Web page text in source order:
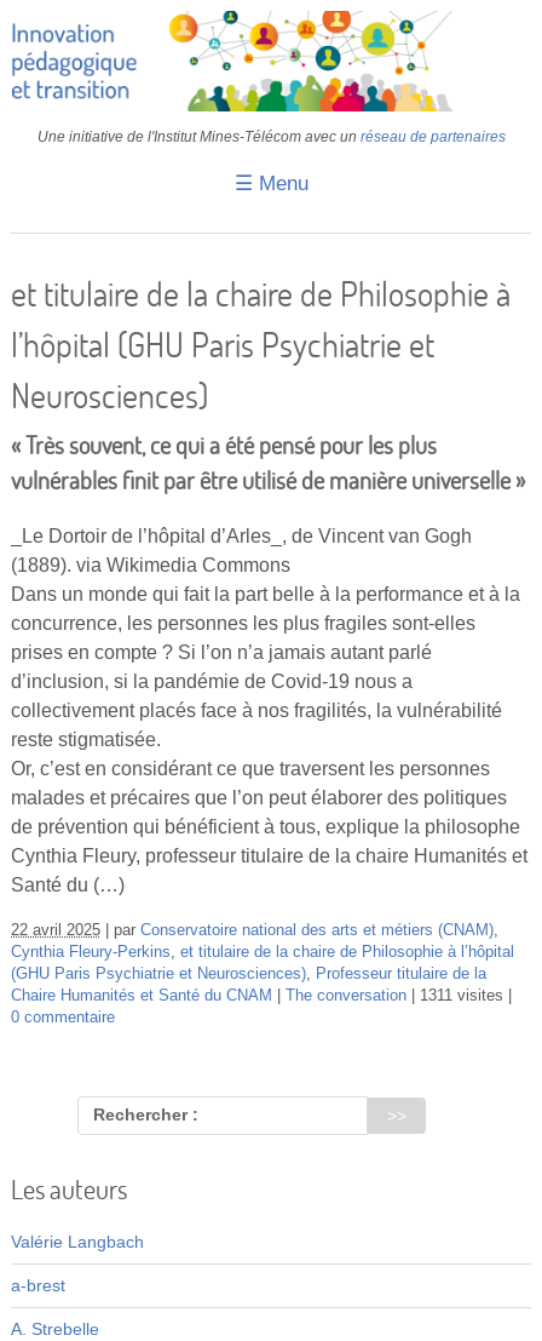
Une initiative de l'Institut Mines-Télécom avec un réseau de partenaires
☰ Menu
Transition
IMT
Vidéos
S’inscrire
Se connecter
et titulaire de la chaire de Philosophie à
l’hôpital (GHU Paris Psychiatrie et
Neurosciences)
« Très souvent, ce qui a été pensé pour les plus
vulnérables finit par être utilisé de manière universelle »
_Le Dortoir de l’hôpital d’Arles_, de Vincent van Gogh
(1889). via Wikimedia Commons
Dans un monde qui fait la part belle à la performance et à la
concurrence, les personnes les plus fragiles sont-elles
prises en compte ? Si l’on n’a jamais autant parlé
d’inclusion, si la pandémie de Covid-19 nous a
collectivement placés face à nos fragilités, la vulnérabilité
reste stigmatisée.
Or, c’est en considérant ce que traversent les personnes
malades et précaires que l’on peut élaborer des politiques
de prévention qui bénéficient à tous, explique la philosophe
Cynthia Fleury, professeur titulaire de la chaire Humanités et
Santé du (…)
22 avril 2025 par Conservatoire national des arts et métiers (CNAM),
Cynthia Fleury-Perkins
et titulaire de la chaire de Philosophie à l’hôpital
(GHU Paris Psychiatrie et Neurosciences),
Professeur titulaire de la
Chaire Humanités et Santé du CNAM
The conversation
1311 visites
0 commentaire
Rechercher :
Les auteurs
Valérie Langbach
a-brest
A. Strebelle